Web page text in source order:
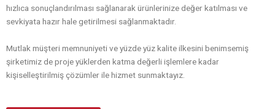
hızlıca sonuçlandırılması sağlanarak ürünlerinize değer katılması ve
sevkiyata hazır hale getirilmesi sağlanmaktadır.
Mutlak müşteri memnuniyeti ve yüzde yüz kalite ilkesini benimsemiş
şirketimiz de proje yüklerden katma değerli işlemlere kadar
kişiselleştirilmiş çözümler ile hizmet sunmaktayız.